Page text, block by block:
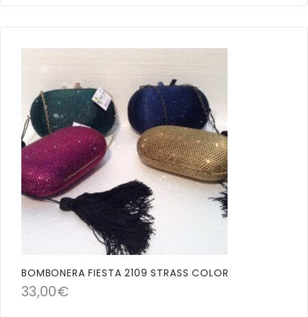
BOMBONERA FIESTA 2109 STRASS COLOR
33,00€